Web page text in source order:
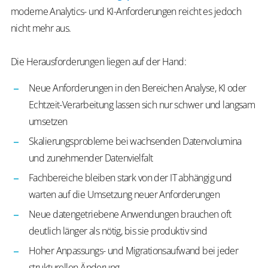
moderne Analytics- und KI-Anforderungen reicht es jedoch
nicht mehr aus.
Die Herausforderungen liegen auf der Hand:
Neue Anforderungen in den Bereichen Analyse, KI oder
Echtzeit-Verarbeitung lassen sich nur schwer und langsam
umsetzen
Skalierungsprobleme bei wachsenden Datenvolumina
und zunehmender Datenvielfalt
Fachbereiche bleiben stark von der IT abhängig und
warten auf die Umsetzung neuer Anforderungen
Neue datengetriebene Anwendungen brauchen oft
deutlich länger als nötig, bis sie produktiv sind
Hoher Anpassungs- und Migrationsaufwand bei jeder